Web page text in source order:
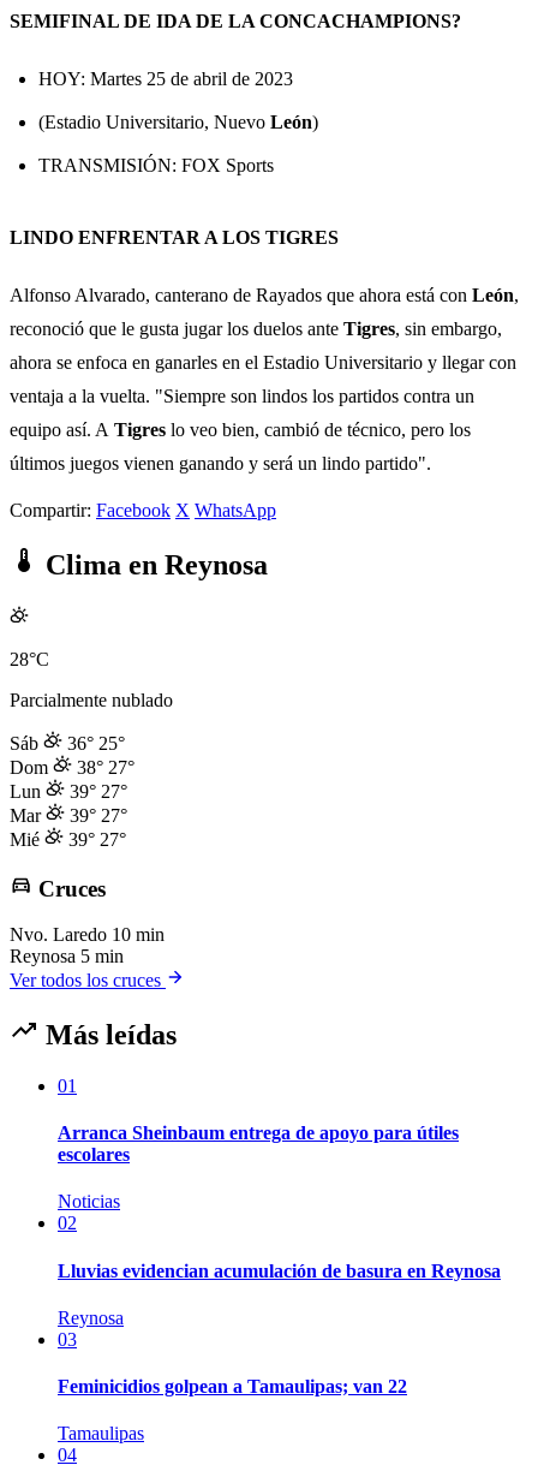
SEMIFINAL DE IDA DE LA CONCACHAMPIONS?
HOY: Martes 25 de abril de 2023
(Estadio Universitario, Nuevo León)
TRANSMISIÓN: FOX Sports
LINDO ENFRENTAR A LOS TIGRES
Alfonso Alvarado, canterano de Rayados que ahora está con León,
reconoció que le gusta jugar los duelos ante Tigres, sin embargo,
ahora se enfoca en ganarles en el Estadio Universitario y llegar con
ventaja a la vuelta. "Siempre son lindos los partidos contra un
equipo así. A Tigres lo veo bien, cambió de técnico, pero los
últimos juegos vienen ganando y será un lindo partido".
Compartir: Facebook X WhatsApp
Clima en Reynosa
28°C
Parcialmente nublado
Sáb 36° 25°
Dom
38° 27°
Lun
39° 27°
Mar
39° 27°
Mié
39° 27°
Cruces
Nvo. Laredo 10 min
Reynosa 5 min
Ver todos los cruces
Más leídas
01
Arranca Sheinbaum entrega de apoyo para útiles
escolares
Noticias
02
Lluvias evidencian acumulación de basura en Reynosa
Reynosa
03
Feminicidios golpean a Tamaulipas; van 22
Tamaulipas
04